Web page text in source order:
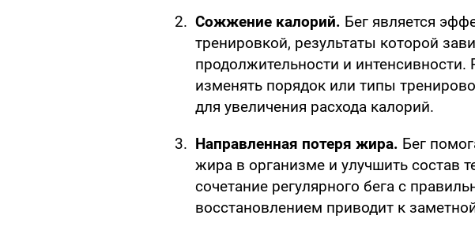
Сожжение калорий. Бег является
тренировкой, результаты которой
продолжительности и интенсивности.
изменять порядок или типы
для увеличения расхода калорий.
Направленная потеря жира. Бег
жира в организме и улучшить состав
сочетание регулярного бега с
восстановлением приводит к